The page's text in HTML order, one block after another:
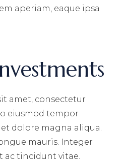
aperiam, eaque ipsa
amet, consectetur
eiusmod tempor
dolore magna aliqua.
mauris. Integer
ac tincidunt vitae.